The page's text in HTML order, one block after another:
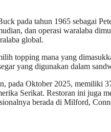
pada tahun 1965 sebagai
dan operasi waralaba
global.
topping mana yang
yang digunakan dalam
pada Oktober 2025, memiliki
Serikat. Restoran ini juga
berada di Milford,